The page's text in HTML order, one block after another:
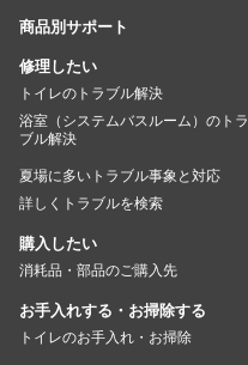
商品別サポート
修理したい
トイレのトラブル解決
浴室（システムバスルーム）のトラ
ブル解決
夏場に多いトラブル事象と対応
詳しくトラブルを検索
購入したい
消耗品・部品のご購入先
お手入れする・お掃除する
トイレのお手入れ・お掃除